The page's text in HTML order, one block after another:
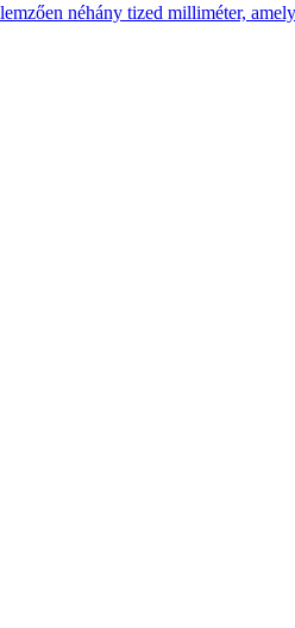
néhány tized milliméter,